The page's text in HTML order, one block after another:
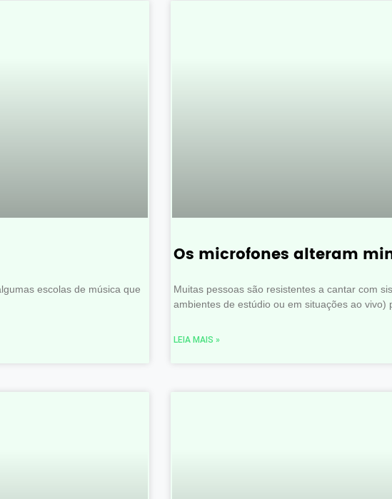
escolas de música que
Os microfones alteram
Muitas pessoas são resistentes a cantar com
ambientes de estúdio ou em situações ao vivo)
LEIA MAIS »